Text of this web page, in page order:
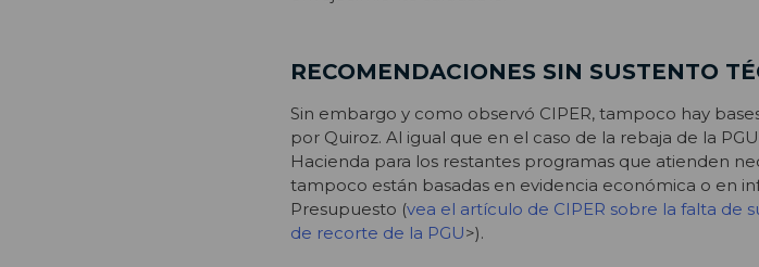
RECOMENDACIONES SIN SUSTENTO
Sin embargo y como observó CIPER, tampoco hay
por Quiroz. Al igual que en el caso de la rebaja de la
Hacienda para los restantes programas que atienden
tampoco están basadas en evidencia económica o en
Presupuesto (vea el artículo de CIPER sobre la falta de
de recorte de la PGU>).